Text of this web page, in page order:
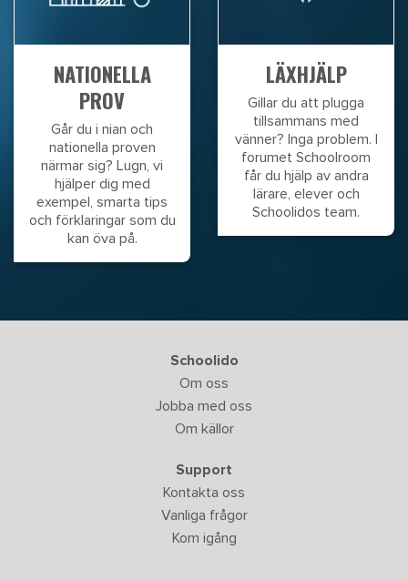
NATIONELLA
PROV
Går du i nian och
nationella proven
närmar sig? Lugn, vi
hjälper dig med
exempel, smarta tips
och förklaringar som du
kan öva på.
LÄXHJÄLP
Gillar du att plugga
tillsammans med
vänner? Inga problem. I
forumet Schoolroom
får du hjälp av andra
lärare, elever och
Schoolidos team.
Schoolido
Om oss
Jobba med oss
Om källor
Support
Kontakta oss
Vanliga frågor
Kom igång